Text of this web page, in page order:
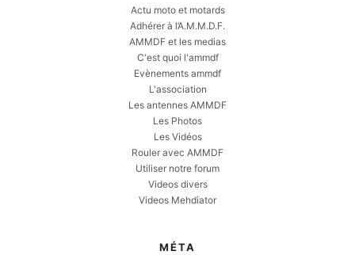
Actu moto et motards
Adhérer à l’A.M.M.D.F.
AMMDF et les medias
C'est quoi l'ammdf
Evènements ammdf
L'association
Les antennes AMMDF
Les Photos
Les Vidéos
Rouler avec AMMDF
Utiliser notre forum
Videos divers
Videos Mehdiator
MÉTA